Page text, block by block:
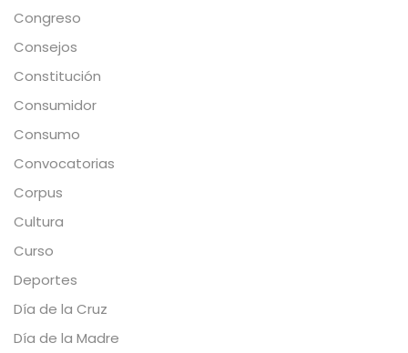
Congreso
Consejos
Constitución
Consumidor
Consumo
Convocatorias
Corpus
Cultura
Curso
Deportes
Día de la Cruz
Día de la Madre